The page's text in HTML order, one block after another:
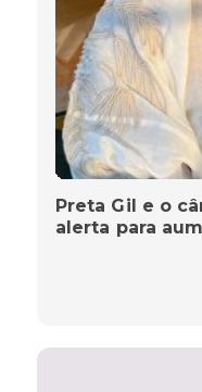
Preta Gil e o
alerta para